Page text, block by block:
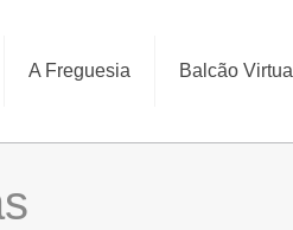
A Freguesia Balcão Virtual